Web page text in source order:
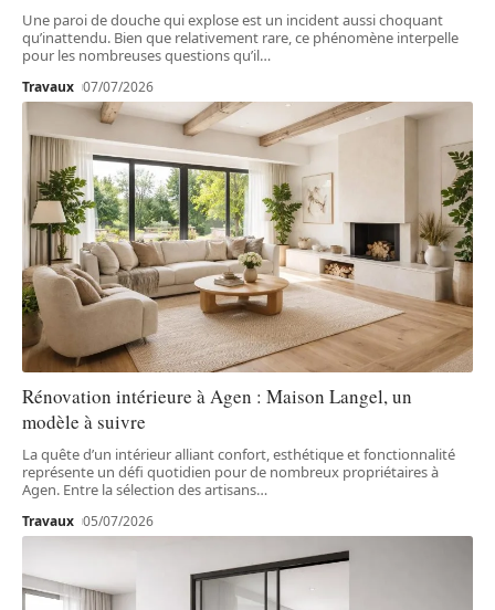
Une paroi de douche qui explose est un incident aussi choquant
qu’inattendu. Bien que relativement rare, ce phénomène interpelle
pour les nombreuses questions qu’il…
Travaux 07/07/2026
Rénovation intérieure à Agen : Maison Langel, un
modèle à suivre
La quête d’un intérieur alliant confort, esthétique et fonctionnalité
représente un défi quotidien pour de nombreux propriétaires à
Agen. Entre la sélection des artisans…
Travaux 05/07/2026